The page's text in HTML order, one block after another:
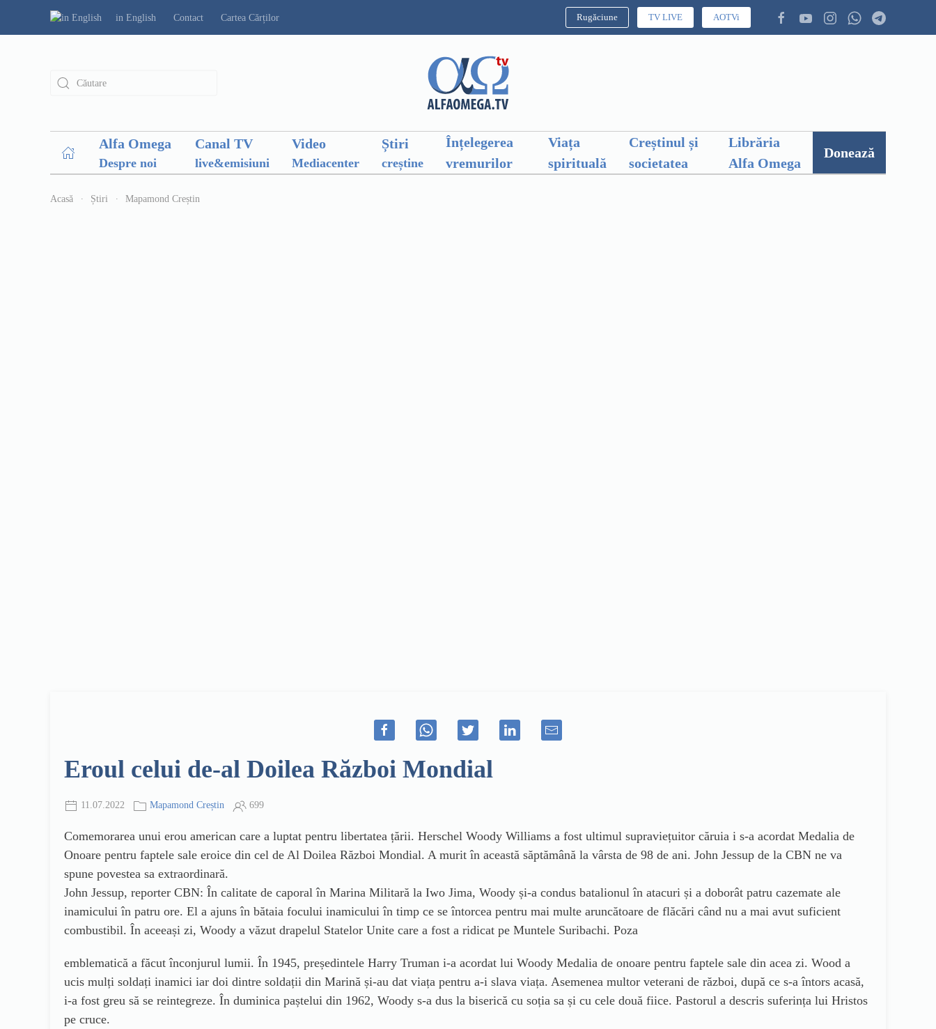
in English Contact Cartea Cărților Rugăciune TV LIVE AOTVi
Alfa Omega
Despre noi
Canal TV
live&emisiuni
Video
Mediacenter
Știri
creștine
Înțelegerea
vremurilor
Viața
spirituală
Creștinul și
societatea
Librăria
Alfa Omega
Donează
Acasă Știri Mapamond Creștin
Eroul celui de-al Doilea Război Mondial
11.07.2022 Mapamond Creștin 699
Comemorarea unui erou american care a luptat pentru libertatea țării. Herschel Woody Williams a fost ultimul supraviețuitor căruia i s-a acordat Medalia de
Onoare pentru faptele sale eroice din cel de Al Doilea Război Mondial. A murit în această săptămână la vârsta de 98 de ani. John Jessup de la CBN ne va
spune povestea sa extraordinară.
John Jessup, reporter CBN: În calitate de caporal în Marina Militară la Iwo Jima, Woody și-a condus batalionul în atacuri și a doborât patru cazemate ale
inamicului în patru ore. El a ajuns în bătaia focului inamicului în timp ce se întorcea pentru mai multe aruncătoare de flăcări când nu a mai avut suficient
combustibil. În aceeași zi, Woody a văzut drapelul Statelor Unite care a fost a ridicat pe Muntele Suribachi. Poza
emblematică a făcut înconjurul lumii. În 1945, președintele Harry Truman i-a acordat lui Woody Medalia de onoare pentru faptele sale din acea zi. Wood a
ucis mulți soldați inamici iar doi dintre soldații din Marină și-au dat viața pentru a-i slava viața. Asemenea multor veterani de război, după ce s-a întors acasă,
i-a fost greu să se reintegreze. În duminica paștelui din 1962, Woody s-a dus la biserică cu soția sa și cu cele două fiice. Pastorul a descris suferința lui Hristos
pe cruce.